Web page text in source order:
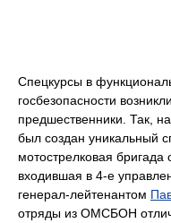
Спецкурсы в
госбезопасности
предшественники. Так,
был создан уникальный
мотострелковая бригада
входившая в 4-е
генерал-лейтенантом
отряды из ОМСБОН